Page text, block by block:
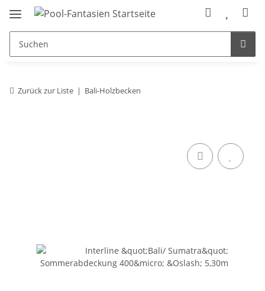
Zurück zur Liste Bali-Holzbecken